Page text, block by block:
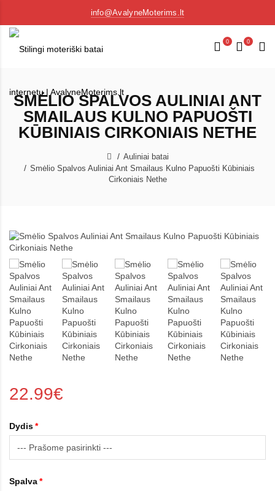
info@AvalyneMoterims.lt
0 0
SMĖLIO SPALVOS AULINIAI ANT
SMAILAUS KULNO PAPUOŠTI
KŪBINIAIS CIRKONIAIS NETHE
Auliniai batai
Smėlio Spalvos Auliniai Ant Smailaus Kulno Papuošti Kūbiniais
Cirkoniais Nethe
22.99€
Dydis
Spalva